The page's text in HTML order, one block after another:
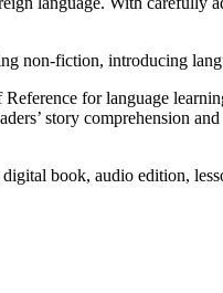
non-fiction, introducing
for language
story comprehension
book, audio edition,